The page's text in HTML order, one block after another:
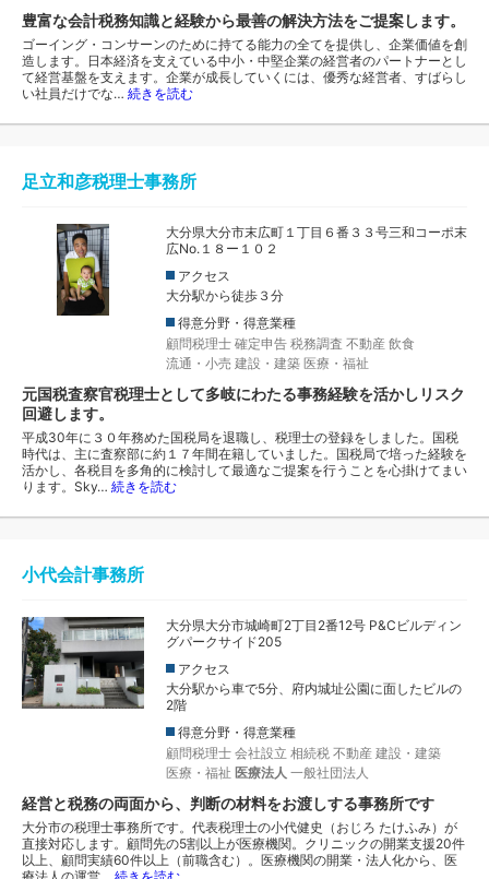
豊富な会計税務知識と経験から最善の解決方法をご提案します。
ゴーイング・コンサーンのために持てる能力の全てを提供し、企業価値を創
造します。日本経済を支えている中小・中堅企業の経営者のパートナーとし
て経営基盤を支えます。企業が成長していくには、優秀な経営者、すばらし
い社員だけでな… 続きを読む
足立和彦税理士事務所
大分県大分市末広町１丁目６番３３号三和コーポ末
広No.１８ー１０２
アクセス
大分駅から徒歩３分
得意分野・得意業種
顧問税理士 確定申告 税務調査 不動産 飲食
流通・小売 建設・建築 医療・福祉
元国税査察官税理士として多岐にわたる事務経験を活かしリスク
回避します。
平成30年に３０年務めた国税局を退職し、税理士の登録をしました。国税
時代は、主に査察部に約１７年間在籍していました。国税局で培った経験を
活かし、各税目を多角的に検討して最適なご提案を行うことを心掛けてまい
ります。Sky… 続きを読む
小代会計事務所
大分県大分市城崎町2丁目2番12号 P&Cビルディン
グパークサイド205
アクセス
大分駅から車で5分、府内城址公園に面したビルの
2階
得意分野・得意業種
顧問税理士 会社設立 相続税 不動産 建設・建築
医療・福祉 医療法人 一般社団法人
経営と税務の両面から、判断の材料をお渡しする事務所です
大分市の税理士事務所です。代表税理士の小代健史（おじろ たけふみ）が
直接対応します。顧問先の5割以上が医療機関。クリニックの開業支援20件
以上、顧問実績60件以上（前職含む）。医療機関の開業・法人化から、医